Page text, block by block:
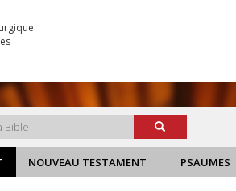
NOUVEAU TESTAMENT PSAUMES